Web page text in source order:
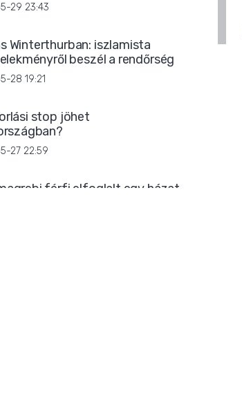
29 23:43
Winterthurban: iszlamista
beszél a rendőrség
28 19:21
stop jöhet
27 22:59
férfi elfoglalt egy házat